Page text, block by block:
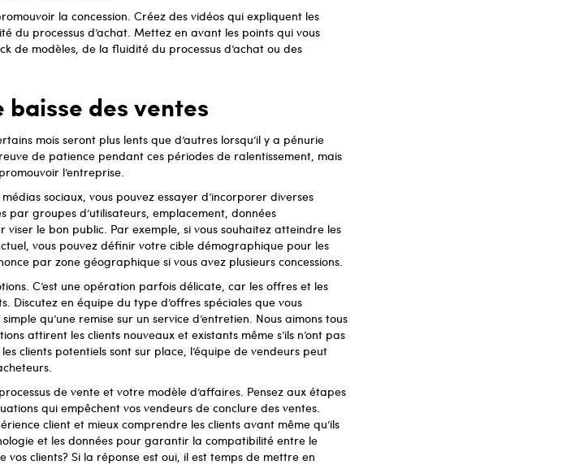
la concession. Créez des vidéos qui expliquent les
du processus d’achat. Mettez en avant les points qui vous
de modèles, de la fluidité du processus d’achat ou des
des ventes
mois seront plus lents que d’autres lorsqu’il y a pénurie
de patience pendant ces périodes de ralentissement, mais
l’entreprise.
sociaux, vous pouvez essayer d’incorporer diverses
par groupes d’utilisateurs, emplacement, données
le bon public. Par exemple, si vous souhaitez atteindre les
vous pouvez définir votre cible démographique pour les
par zone géographique si vous avez plusieurs concessions.
C’est une opération parfois délicate, car les offres et les
Discutez en équipe du type d’offres spéciales que vous
qu’une remise sur un service d’entretien. Nous aimons tous
attirent les clients nouveaux et existants même s’ils n’ont pas
clients potentiels sont sur place, l’équipe de vendeurs peut
de vente et votre modèle d’affaires. Pensez aux étapes
qui empêchent vos vendeurs de conclure des ventes.
client et mieux comprendre les clients avant même qu’ils
et les données pour garantir la compatibilité entre le
clients? Si la réponse est oui, il est temps de mettre en